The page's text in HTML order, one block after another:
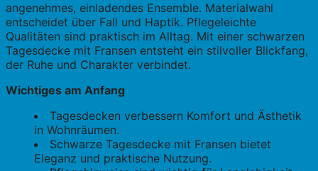
angenehmes, einladendes Ensemble. Materialwahl
entscheidet über Fall und Haptik. Pflegeleichte
Qualitäten sind praktisch im Alltag. Mit einer schwarzen
Tagesdecke mit Fransen entsteht ein stilvoller Blickfang,
der Ruhe und Charakter verbindet.
Wichtiges am Anfang
Tagesdecken verbessern Komfort und Ästhetik
in Wohnräumen.
Schwarze Tagesdecke mit Fransen bietet
Eleganz und praktische Nutzung.